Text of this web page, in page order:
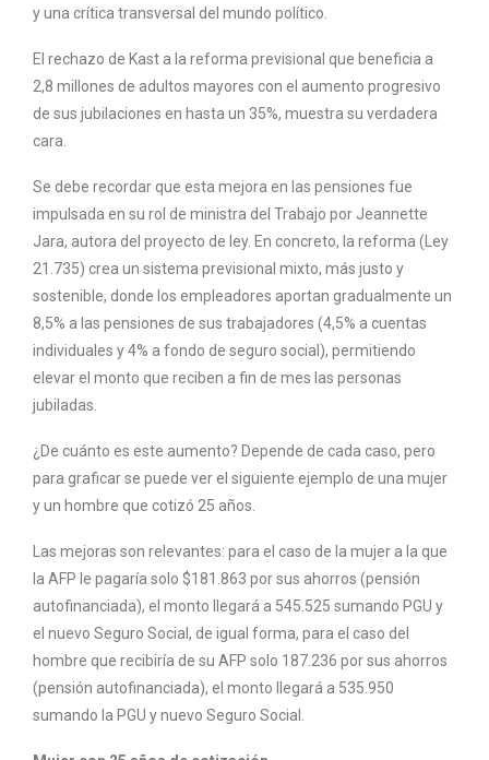
y una crítica transversal del mundo político.
El rechazo de Kast a la reforma previsional que beneficia a
2,8 millones de adultos mayores con el aumento progresivo
de sus jubilaciones en hasta un 35%, muestra su verdadera
cara.
Se debe recordar que esta mejora en las pensiones fue
impulsada en su rol de ministra del Trabajo por Jeannette
Jara, autora del proyecto de ley. En concreto, la reforma (Ley
21.735) crea un sistema previsional mixto, más justo y
sostenible, donde los empleadores aportan gradualmente un
8,5% a las pensiones de sus trabajadores (4,5% a cuentas
individuales y 4% a fondo de seguro social), permitiendo
elevar el monto que reciben a fin de mes las personas
jubiladas.
¿De cuánto es este aumento? Depende de cada caso, pero
para graficar se puede ver el siguiente ejemplo de una mujer
y un hombre que cotizó 25 años.
Las mejoras son relevantes: para el caso de la mujer a la que
la AFP le pagaría solo $181.863 por sus ahorros (pensión
autofinanciada), el monto llegará a 545.525 sumando PGU y
el nuevo Seguro Social, de igual forma, para el caso del
hombre que recibiría de su AFP solo 187.236 por sus ahorros
(pensión autofinanciada), el monto llegará a 535.950
sumando la PGU y nuevo Seguro Social.